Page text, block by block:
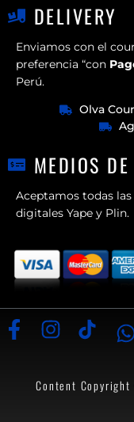
DELIVERY
Enviamos con el
preferencia “con
Perú.
Olva
MEDIOS DE
Aceptamos todas
digitales Yape y Plin.
Content